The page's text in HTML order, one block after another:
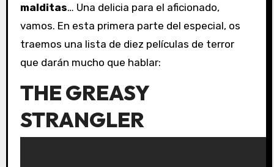
malditas… Una delicia para el aficionado,
vamos. En esta primera parte del especial, os
traemos una lista de diez películas de terror
que darán mucho que hablar:
THE GREASY
STRANGLER